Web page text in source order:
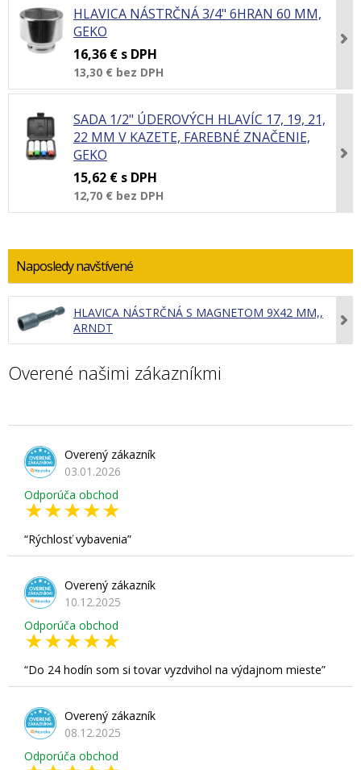
HLAVICA NÁSTRČNÁ 3/4" 6HRAN 60 MM,
GEKO
16,36 € s DPH
13,30 € bez DPH
SADA 1/2" ÚDEROVÝCH HLAVÍC 17, 19, 21,
22 MM V KAZETE, FAREBNÉ ZNAČENIE,
GEKO
15,62 € s DPH
12,70 € bez DPH
Naposledy navštívené
HLAVICA NÁSTRČNÁ S MAGNETOM 9X42 MM,,
ARNDT
Overené našimi zákazníkmi
Overený zákazník
03.01.2026
Odporúča obchod
Rýchlosť vybavenia
Overený zákazník
10.12.2025
Odporúča obchod
Do 24 hodín som si tovar vyzdvihol na výdajnom mieste
Overený zákazník
08.12.2025
Odporúča obchod